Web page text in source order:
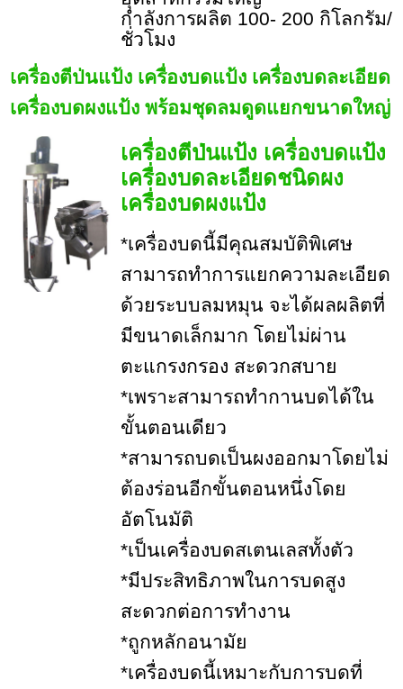
กำลังการผลิต 100- 200 กิโลกรัม/
ชั่วโมง
เครื่องตีป่นแป้ง เครื่องบดแป้ง เครื่องบดละเอียด
เครื่องบดผงแป้ง พร้อมชุดลมดูดแยกขนาดใหญ่
เครื่องตีป่นแป้ง เครื่องบดแป้ง
เครื่องบดละเอียดชนิดผง
เครื่องบดผงแป้ง
*เครื่องบดนี้มีคุณสมบัติพิเศษ
สามารถทำการแยกความละเอียด
ด้วยระบบลมหมุน จะได้ผลผลิตที่
มีขนาดเล็กมาก โดยไม่ผ่าน
ตะแกรงกรอง สะดวกสบาย
*เพราะสามารถทำกานบดได้ใน
ขั้นตอนเดียว
*สามารถบดเป็นผงออกมาโดยไม่
ต้องร่อนอีกขั้นตอนหนึ่งโดย
อัตโนมัติ
*เป็นเครื่องบดสเตนเลสทั้งตัว
*มีประสิทธิภาพในการบดสูง
สะดวกต่อการทำงาน
*ถูกหลักอนามัย
*เครื่องบดนี้เหมาะกับการบดที่